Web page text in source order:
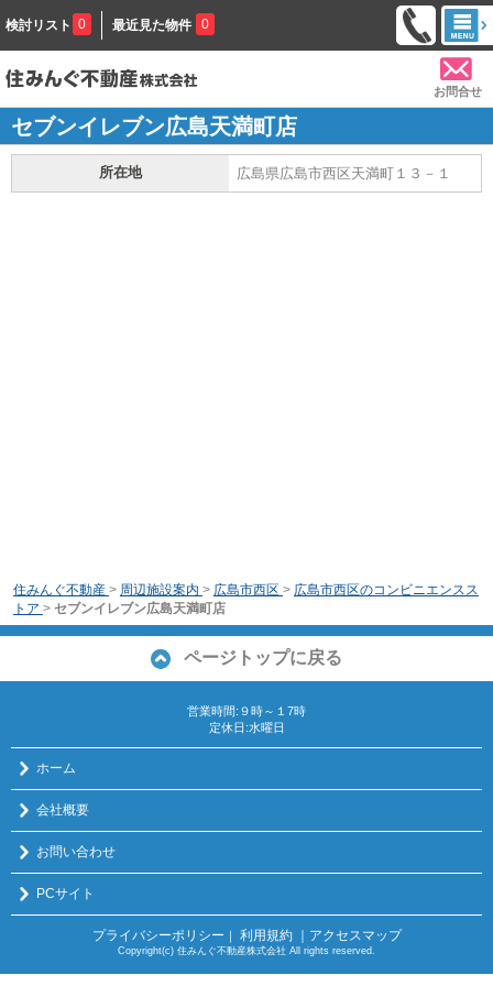
検討リスト 0 最近見た物件 0
お問合せ
セブンイレブン広島天満町店
所在地 広島県広島市西区天満町１３－１
住みんぐ不動産 > 周辺施設案内 > 広島市西区 > 広島市西区のコンビニエンスス
トア > セブンイレブン広島天満町店
ページトップに戻る
営業時間:９時～１7時
定休日:水曜日
ホーム
会社概要
お問い合わせ
PCサイト
プライバシーポリシー ｜ 利用規約 ｜アクセスマップ
Copyright(c) 住みんぐ不動産株式会社 All rights reserved.